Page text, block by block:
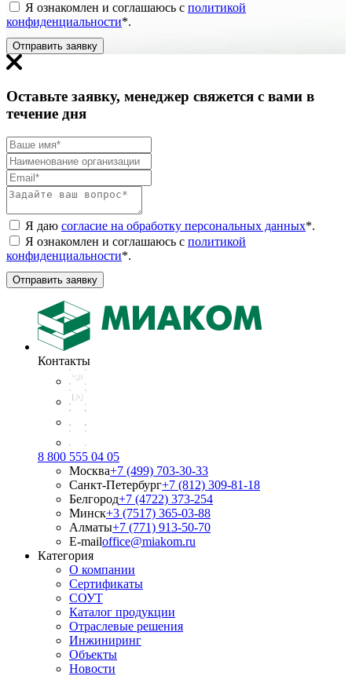
Я ознакомлен и соглашаюсь с политикой
конфиденциальности*.
Отправить заявку
Оставьте заявку, менеджер свяжется с вами в
течение дня
Я даю согласие на обработку персональных данных*.
Я ознакомлен и соглашаюсь с политикой
конфиденциальности*.
Отправить заявку
Контакты
8 800 555 04 05
Москва+7 (499) 703-30-33
Санкт-Петербург+7 (812) 309-81-18
Белгород+7 (4722) 373-254
Минск+3 (7517) 365-03-88
Алматы+7 (771) 913-50-70
E-mailoffice@miakom.ru
Категория
О компании
Сертификаты
СОУТ
Каталог продукции
Отраслевые решения
Инжиниринг
Объекты
Новости